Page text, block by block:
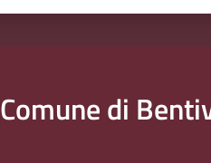
Comune di